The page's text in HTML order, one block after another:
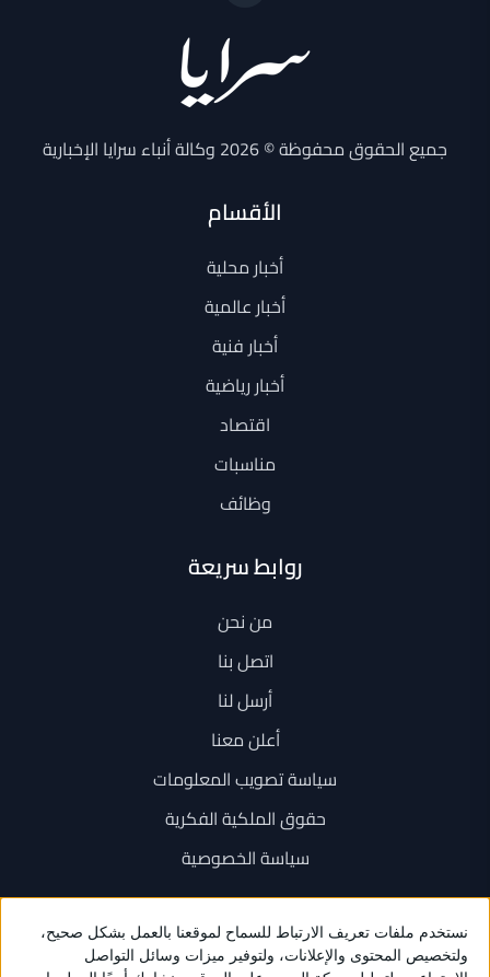
جميع الحقوق محفوظة © 2026 وكالة أنباء سرايا الإخبارية
الأقسام
أخبار محلية
أخبار عالمية
أخبار فنية
أخبار رياضية
اقتصاد
مناسبات
وظائف
روابط سريعة
من نحن
اتصل بنا
أرسل لنا
أعلن معنا
سياسة تصويب المعلومات
حقوق الملكية الفكرية
سياسة الخصوصية
اتصل بنا